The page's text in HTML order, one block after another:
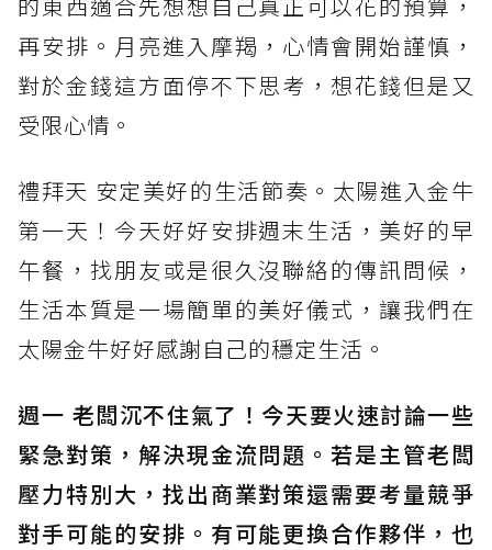
再安排。月亮進入摩羯，心情會開始謹慎，
對於金錢這方面停不下思考，想花錢但是又
受限心情。
禮拜天 安定美好的生活節奏。太陽進入金牛
第一天！今天好好安排週末生活，美好的早
午餐，找朋友或是很久沒聯絡的傳訊問候，
生活本質是一場簡單的美好儀式，讓我們在
太陽金牛好好感謝自己的穩定生活。
週一 老闆沉不住氣了！今天要火速討論一些
緊急對策，解決現金流問題。若是主管老闆
壓力特別大，找出商業對策還需要考量競爭
對手可能的安排。有可能更換合作夥伴，也